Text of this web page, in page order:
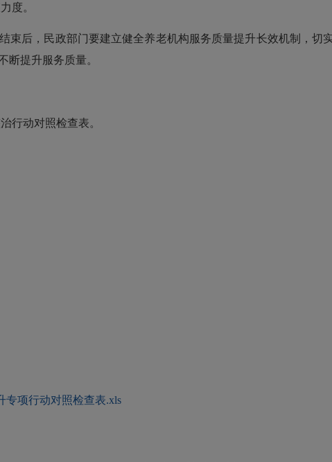
度。
后，民政部门要建立健全养老机构服务质量提升长效机制，切
断提升服务质量。
行动对照检查表。
专项行动对照检查表.xls